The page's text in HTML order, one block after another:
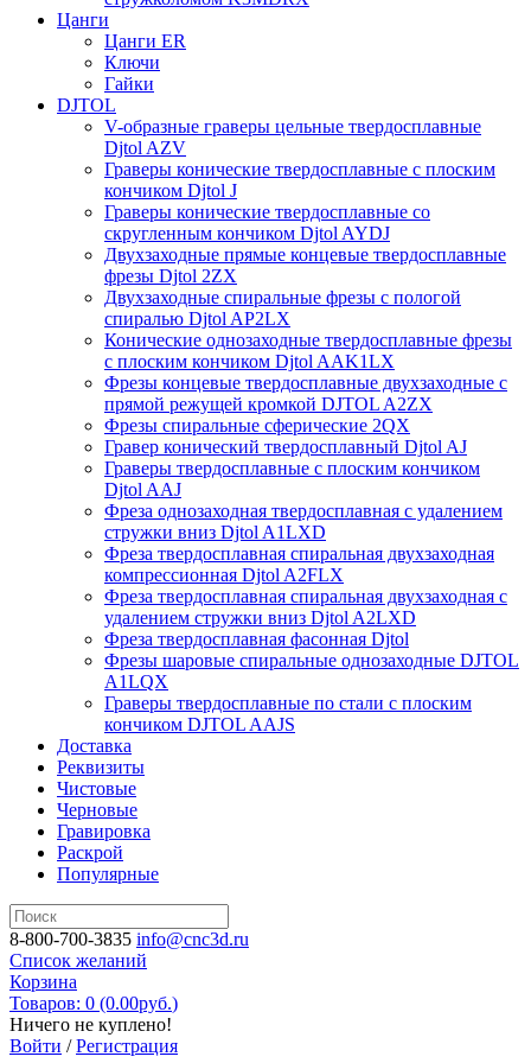
Цанги
Цанги ER
Ключи
Гайки
DJTOL
V-образные граверы цельные твердосплавные
Djtol AZV
Граверы конические твердосплавные с плоским
кончиком Djtol J
Граверы конические твердосплавные со
скругленным кончиком Djtol AYDJ
Двухзаходные прямые концевые твердосплавные
фрезы Djtol 2ZX
Двухзаходные спиральные фрезы с пологой
спиралью Djtol AP2LX
Конические однозаходные твердосплавные фрезы
с плоским кончиком Djtol AAK1LX
Фрезы концевые твердосплавные двухзаходные с
прямой режущей кромкой DJTOL A2ZX
Фрезы спиральные сферические 2QX
Гравер конический твердосплавный Djtol AJ
Граверы твердосплавные с плоским кончиком
Djtol AAJ
Фреза однозаходная твердосплавная с удалением
стружки вниз Djtol A1LXD
Фреза твердосплавная спиральная двухзаходная
компрессионная Djtol A2FLX
Фреза твердосплавная спиральная двухзаходная с
удалением стружки вниз Djtol A2LXD
Фреза твердосплавная фасонная Djtol
Фрезы шаровые спиральные однозаходные DJTOL
A1LQX
Граверы твердосплавные по стали с плоским
кончиком DJTOL AAJS
Доставка
Реквизиты
Чистовые
Черновые
Гравировка
Раскрой
Популярные
8-800-700-3835 info@cnc3d.ru
Список желаний
Корзина
Товаров: 0 (0.00руб.)
Ничего не куплено!
Войти /Регистрация